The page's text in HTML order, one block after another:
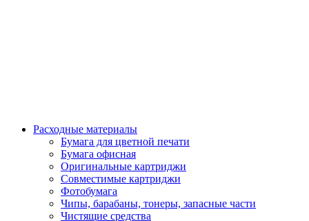
Расходные материалы
Бумага для цветной печати
Бумага офисная
Оригинальные картриджи
Совместимые картриджи
Фотобумага
Чипы, барабаны, тонеры, запасные части
Чистящие средства